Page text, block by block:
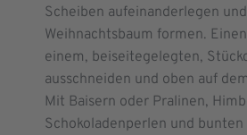
Scheiben aufeinanderlegen
Weihnachtsbaum formen.
einem, beiseitegelegten,
ausschneiden und oben auf
Mit Baisern oder Pralinen,
Schokoladenperlen und